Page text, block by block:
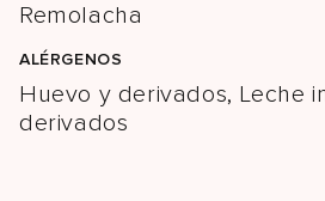
Remolacha
ALÉRGENOS
Huevo y derivados, Leche
derivados